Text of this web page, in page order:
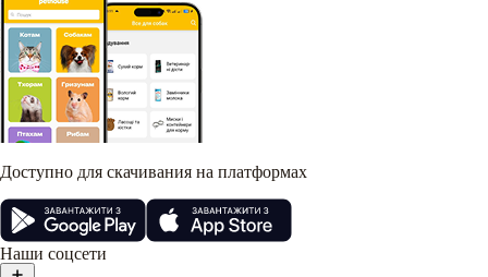
Доступно для скачивания на платформах
Наши соцсети